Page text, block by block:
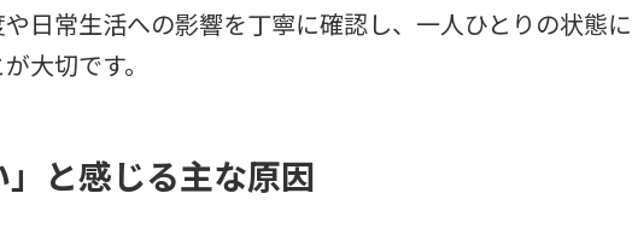
日常生活への影響を丁寧に確認し、一人ひとりの状態に
大切です。
と感じる主な原因